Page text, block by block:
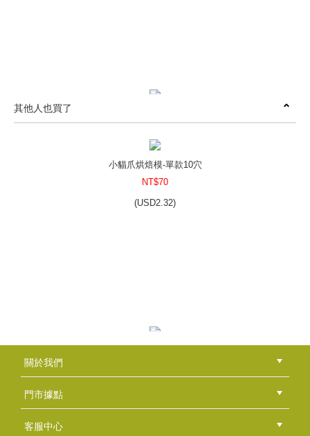
USD5.31)
其他人也買了
小貓爪烘焙模-單款10穴
NT$70
(USD2.32)
關於我們
公司簡介
品牌故事
最新消息
隱私權聲明
版權聲明
門市據點
總部
北區
中區
南區
東區
海外
客服中心